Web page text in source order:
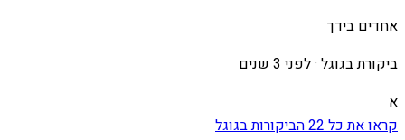
אחדים בידך
ביקורת בגוגל ·לפני 3 שנים
א
קראו את כל22הביקורות בגוגל